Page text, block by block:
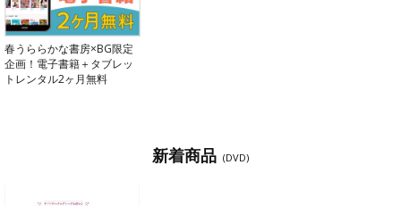
春うららかな書房×BG限定
企画！電子書籍＋タブレッ
トレンタル2ヶ月無料
新着商品 (DVD)